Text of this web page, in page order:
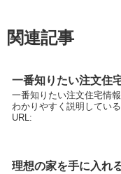
関連記事
一番知りたい注文住
一番知りたい注文住宅情
わかりやすく説明してい
URL:
理想の家を手に入れ